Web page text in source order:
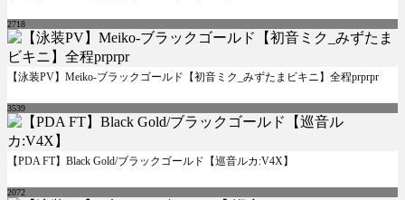
2718
【泳装PV】Meiko-ブラックゴールド【初音ミク_みずたまビキニ】全程prprpr
3539
【PDA FT】Black Gold/ブラックゴールド【巡音ルカ:V4X】
2072